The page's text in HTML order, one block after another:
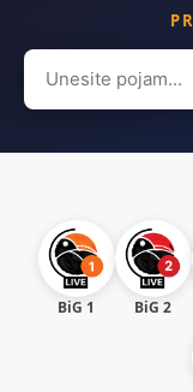
Search
for:
BiG 1 BiG 2